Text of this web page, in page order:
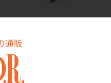
通販
用
価格はログイン後表示